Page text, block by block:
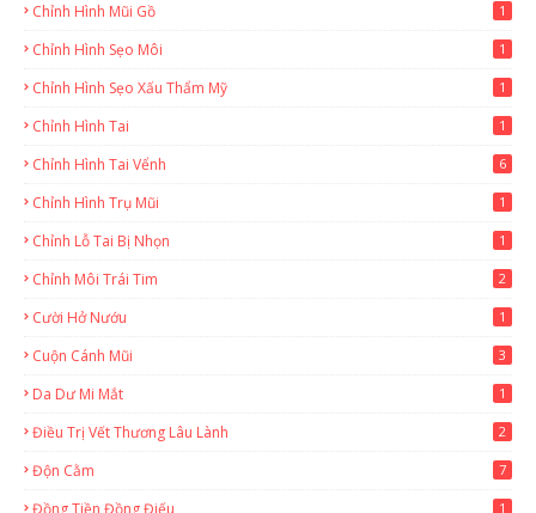
Chỉnh Hình Mũi Gồ 1
Chỉnh Hình Sẹo Môi 1
Chỉnh Hình Sẹo Xấu Thẩm Mỹ 1
Chỉnh Hình Tai 1
Chỉnh Hình Tai Vểnh 6
Chỉnh Hình Trụ Mũi 1
Chỉnh Lỗ Tai Bị Nhọn 1
Chỉnh Môi Trái Tim 2
Cười Hở Nướu 1
Cuộn Cánh Mũi 3
Da Dư Mi Mắt 1
Điều Trị Vết Thương Lâu Lành 2
Độn Cằm 7
Đồng Tiền Đồng Điếu 1